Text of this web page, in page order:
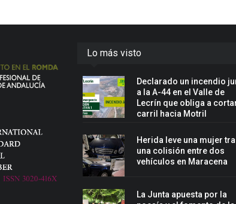
Lo más visto
Declarado un incendio
a la A-44 en el Valle de
Lecrín que obliga a
carril hacia Motril
Herida leve una mujer
una colisión entre dos
vehículos en Maracena
La Junta apuesta por la